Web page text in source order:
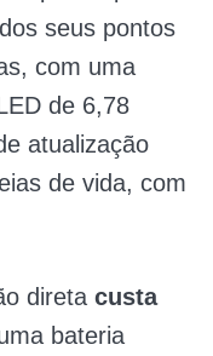
seus pontos
com uma
de 6,78
atualização
de vida, com
direta custa
bateria